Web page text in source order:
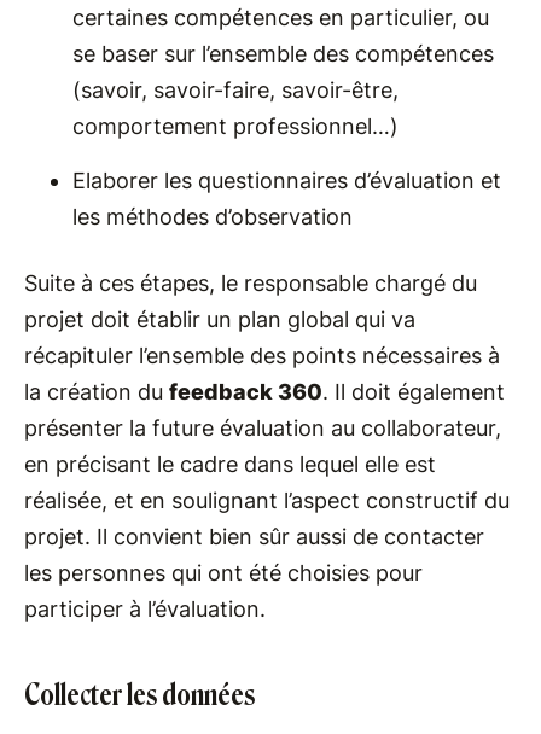
certaines compétences en particulier, ou
se baser sur l’ensemble des compétences
(savoir, savoir-faire, savoir-être,
comportement professionnel…)
Elaborer les questionnaires d’évaluation et
les méthodes d’observation
Suite à ces étapes, le responsable chargé du
projet doit établir un plan global qui va
récapituler l’ensemble des points nécessaires à
la création du feedback 360. Il doit également
présenter la future évaluation au collaborateur,
en précisant le cadre dans lequel elle est
réalisée, et en soulignant l’aspect constructif du
projet. Il convient bien sûr aussi de contacter
les personnes qui ont été choisies pour
participer à l’évaluation.
Collecter les données